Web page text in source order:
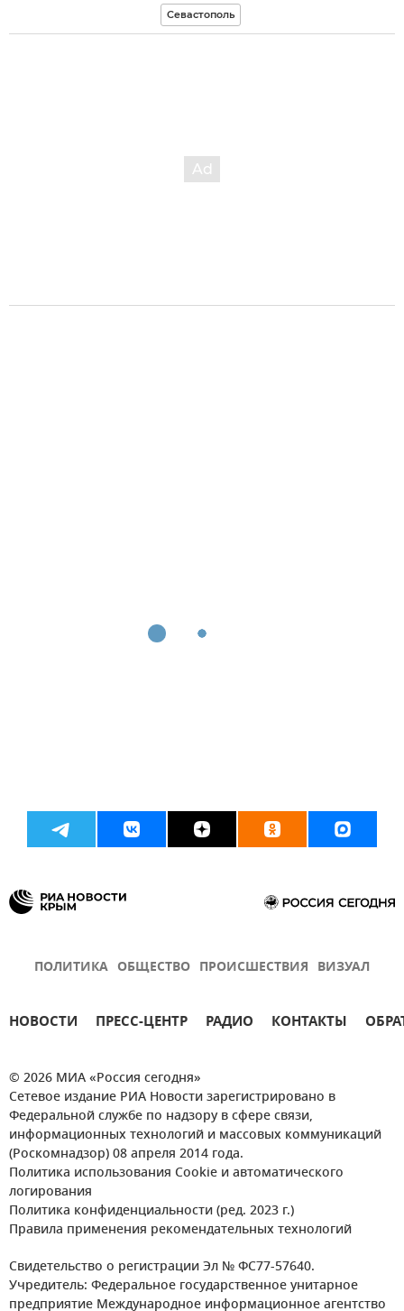
Севастополь
ПОЛИТИКА ОБЩЕСТВО ПРОИСШЕСТВИЯ ВИЗУАЛ
НОВОСТИ ПРЕСС-ЦЕНТР РАДИО КОНТАКТЫ
© 2026 МИА «Россия сегодня»
Сетевое издание РИА Новости зарегистрировано в
Федеральной службе по надзору в сфере связи,
информационных технологий и массовых коммуникаций
(Роскомнадзор) 08 апреля 2014 года.
Политика использования Cookie и автоматического
логирования
Политика конфиденциальности (ред. 2023 г.)
Правила применения рекомендательных технологий
Свидетельство о регистрации Эл № ФС77-57640.
Учредитель: Федеральное государственное унитарное
предприятие Международное информационное агентство